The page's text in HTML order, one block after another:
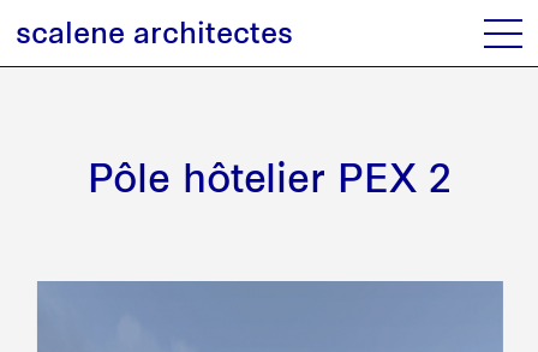
scalene architectes
Pôle hôtelier PEX 2